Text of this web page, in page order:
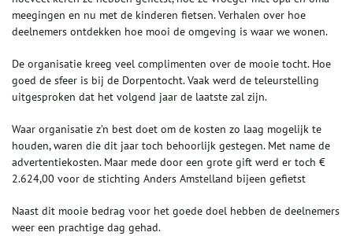
meegingen en nu met de kinderen fietsen. Verhalen over hoe
deelnemers ontdekken hoe mooi de omgeving is waar we wonen.
De organisatie kreeg veel complimenten over de mooie tocht. Hoe
goed de sfeer is bij de Dorpentocht. Vaak werd de teleurstelling
uitgesproken dat het volgend jaar de laatste zal zijn.
Waar organisatie z’n best doet om de kosten zo laag mogelijk te
houden, waren die dit jaar toch behoorlijk gestegen. Met name de
advertentiekosten. Maar mede door een grote gift werd er toch €
2.624,00 voor de stichting Anders Amstelland bijeen gefietst
Naast dit mooie bedrag voor het goede doel hebben de deelnemers
weer een prachtige dag gehad.